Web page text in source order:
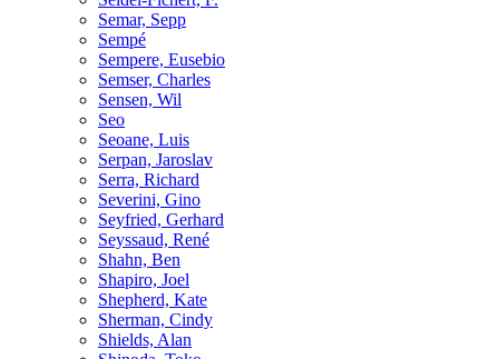
Semar, Sepp
Sempé
Sempere, Eusebio
Semser, Charles
Sensen, Wil
Seo
Seoane, Luis
Serpan, Jaroslav
Serra, Richard
Severini, Gino
Seyfried, Gerhard
Seyssaud, René
Shahn, Ben
Shapiro, Joel
Shepherd, Kate
Sherman, Cindy
Shields, Alan